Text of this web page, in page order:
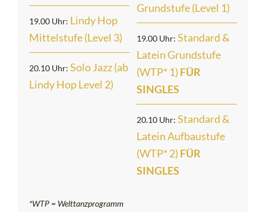
19.00 Uhr: Lindy Hop
Mittelstufe (Level 3)
20.10 Uhr: Solo Jazz (ab
Lindy Hop Level 2)
Grundstufe (Level 1)
19.00 Uhr: Standard &
Latein Grundstufe
(WTP* 1) FÜR
SINGLES
20.10 Uhr: Standard &
Latein Aufbaustufe
(WTP* 2) FÜR
SINGLES
*WTP = Welttanzprogramm